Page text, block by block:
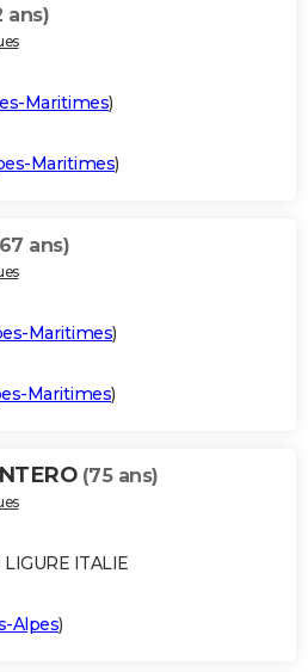
ans)
Maritimes)
Maritimes)
ans)
Maritimes)
Maritimes)
(75 ans)
ITALIE
Alpes)